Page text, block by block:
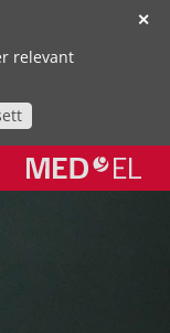
✕
relevant